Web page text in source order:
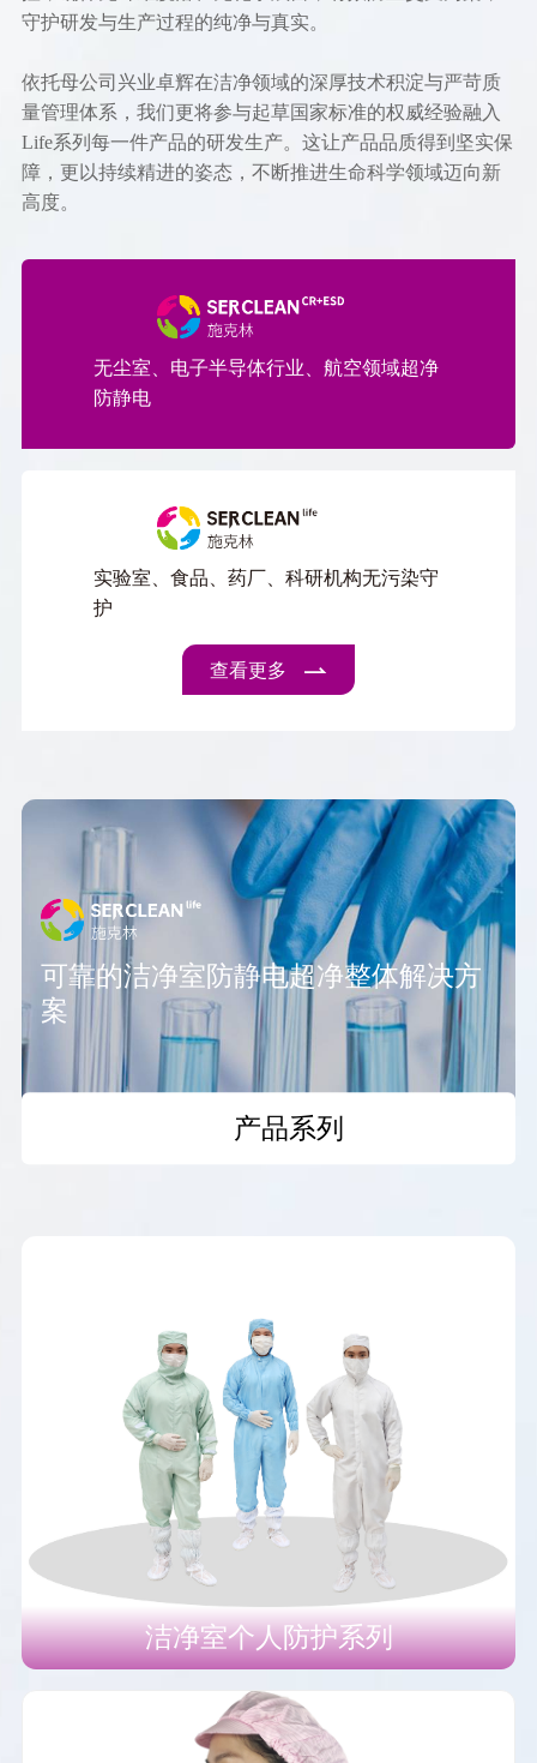
守护研发与生产过程的纯净与真实。
依托母公司兴业卓辉在洁净领域的深厚技术积淀与严苛质
量管理体系，我们更将参与起草国家标准的权威经验融入
Life系列每一件产品的研发生产。这让产品品质得到坚实保
障，更以持续精进的姿态，不断推进生命科学领域迈向新
高度。
无尘室、电子半导体行业、航空领域超净
防静电
实验室、食品、药厂、科研机构无污染守
护
查看更多
可靠的洁净室防静电超净整体解决方
案
产品系列
洁净室个人防护系列